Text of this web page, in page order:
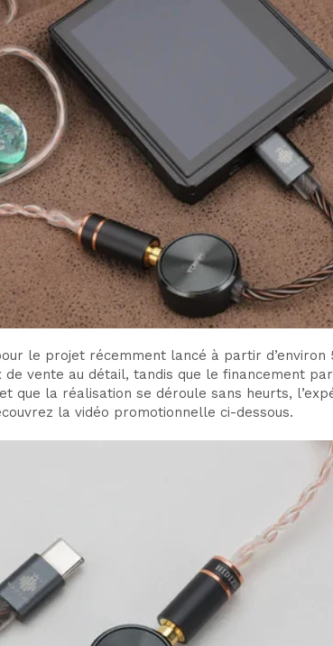
le projet récemment lancé à partir d’environ
vente au détail, tandis que le financement
que la réalisation se déroule sans heurts,
la vidéo promotionnelle ci-dessous.